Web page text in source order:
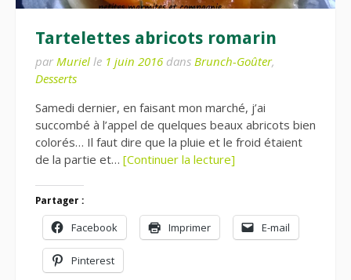
Tartelettes abricots romarin
par Muriel le 1 juin 2016 dans Brunch-Goûter,
Desserts
Samedi dernier, en faisant mon marché, j’ai
succombé à l’appel de quelques beaux abricots bien
colorés… Il faut dire que la pluie et le froid étaient
de la partie et… [Continuer la lecture]
Partager :
Facebook Imprimer E-mail
Pinterest